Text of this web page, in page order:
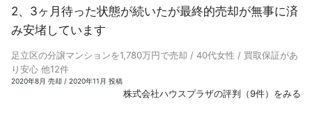
2、3ヶ月待った状態が続いたが最終的売却が無事に済
み安堵しています
足立区の分譲マンションを1,780万円で売却 / 40代女性 / 買取保証があ
り安心 他12件
2020年8月 売却 / 2020年11月 投稿
株式会社ハウスプラザの評判（9件）をみる